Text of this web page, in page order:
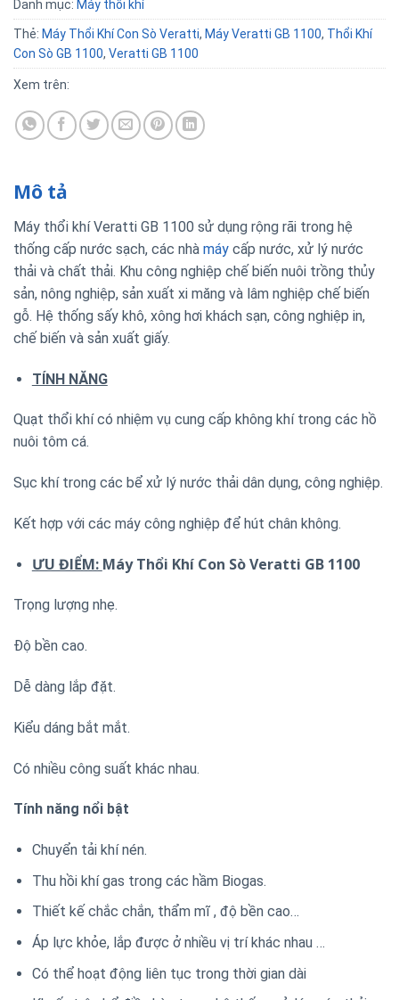
Danh mục: Máy thổi khí
Thẻ: Máy Thổi Khí Con Sò Veratti, Máy Veratti GB 1100, Thổi Khí
Con Sò GB 1100, Veratti GB 1100
Xem trên:
Mô tả
Máy thổi khí Veratti GB 1100 sử dụng rộng rãi trong hệ
thống cấp nước sạch, các nhà máy cấp nước, xử lý nước
thải và chất thải. Khu công nghiệp chế biến nuôi trồng thủy
sản, nông nghiệp, sản xuất xi măng và lâm nghiệp chế biến
gỗ. Hệ thống sấy khô, xông hơi khách sạn, công nghiệp in,
chế biến và sản xuất giấy.
TÍNH NĂNG
Quạt thổi khí có nhiệm vụ cung cấp không khí trong các hồ
nuôi tôm cá.
Sục khí trong các bể xử lý nước thải dân dụng, công nghiệp.
Kết hợp với các máy công nghiệp để hút chân không.
ƯU ĐIỂM: Máy Thổi Khí Con Sò Veratti GB 1100
Trọng lượng nhẹ.
Độ bền cao.
Dễ dàng lắp đặt.
Kiểu dáng bắt mắt.
Có nhiều công suất khác nhau.
Tính năng nổi bật
Chuyển tải khí nén.
Thu hồi khí gas trong các hầm Biogas.
Thiết kế chắc chắn, thẩm mĩ , độ bền cao…
Áp lực khỏe, lắp được ở nhiều vị trí khác nhau …
Có thể hoạt động liên tục trong thời gian dài